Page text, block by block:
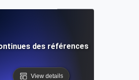
des références via des
View details